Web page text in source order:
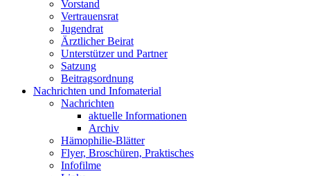
Vorstand
Vertrauensrat
Jugendrat
Ärztlicher Beirat
Unterstützer und Partner
Satzung
Beitragsordnung
Nachrichten und Infomaterial
Nachrichten
aktuelle Informationen
Archiv
Hämophilie-Blätter
Flyer, Broschüren, Praktisches
Infofilme